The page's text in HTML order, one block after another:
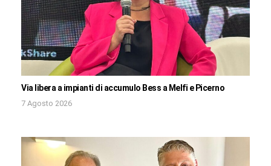
Via libera a impianti di accumulo Bess a Melfi e Picerno
7 Agosto 2026